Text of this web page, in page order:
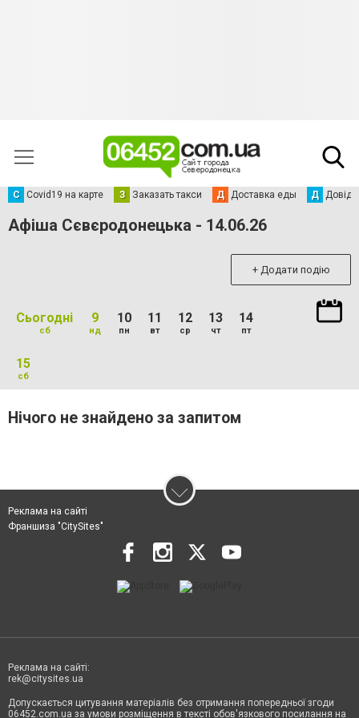
С Сovid19 на карте З Заказать такси Д Доставка еды Д
Афіша Сєвєродонецька - 14.06.26
+ Додати подію
Сьогодні
сб
9
нд
10
пн
11
вт
12
ср
13
чт
14
пт
15
сб
Нічого не знайдено за запитом
Реклама на сайті
Франшиза "CitySites"
Реклама на сайті:
rek@citysites.ua
Допускається цитування матеріалів без отримання попередньої згоди
06452.com.ua за умови розміщення в тексті обов'язкового посилання на